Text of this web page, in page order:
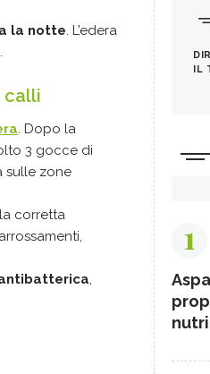
la notte. L’edera
calli
. Dopo la
3 gocce di
sulle zone
corretta
,
IL
1